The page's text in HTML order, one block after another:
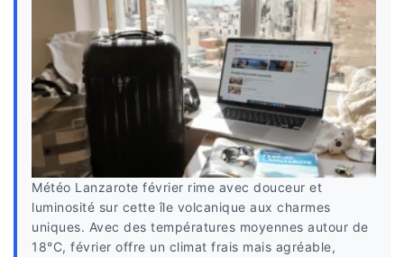
Météo Lanzarote février rime avec douceur et
luminosité sur cette île volcanique aux charmes
uniques. Avec des températures moyennes autour de
18°C, février offre un climat frais mais agréable,